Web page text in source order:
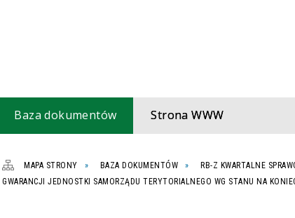
Baza dokumentów Strona WWW
MAPA STRONY BAZA DOKUMENTÓW
RB-Z KWARTALNE
GWARANCJI JEDNOSTKI SAMORZĄDU TERYTORIALNEGO WG STANU NA